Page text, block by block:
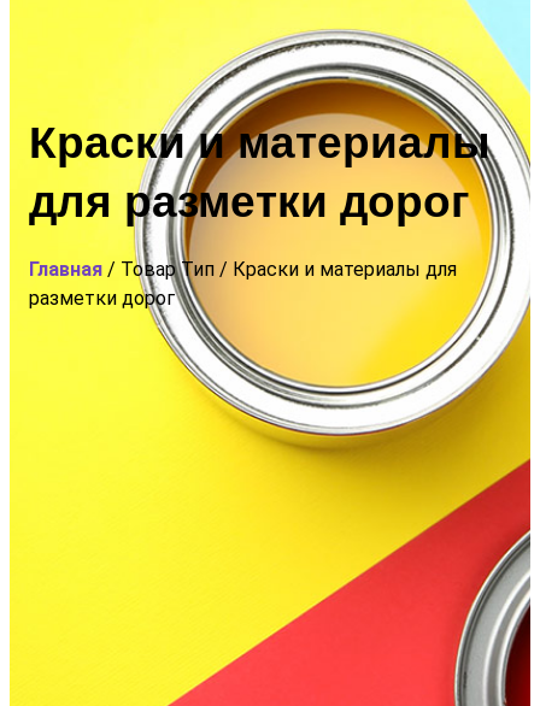
Краски и материалы
для разметки дорог
Главная / Товар Тип / Краски и материалы для
разметки дорог